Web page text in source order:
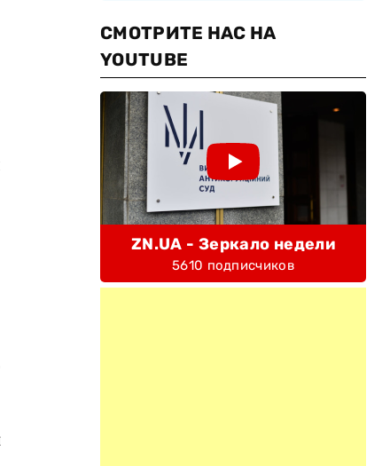
СМОТРИТЕ НАС НА
YOUTUBE
ZN.UA - Зеркало недели
5610 подписчиков